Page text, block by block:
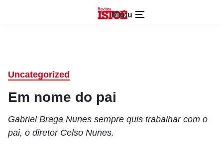
Menu
Uncategorized
Em nome do pai
Gabriel Braga Nunes sempre quis trabalhar com o
pai, o diretor Celso Nunes.